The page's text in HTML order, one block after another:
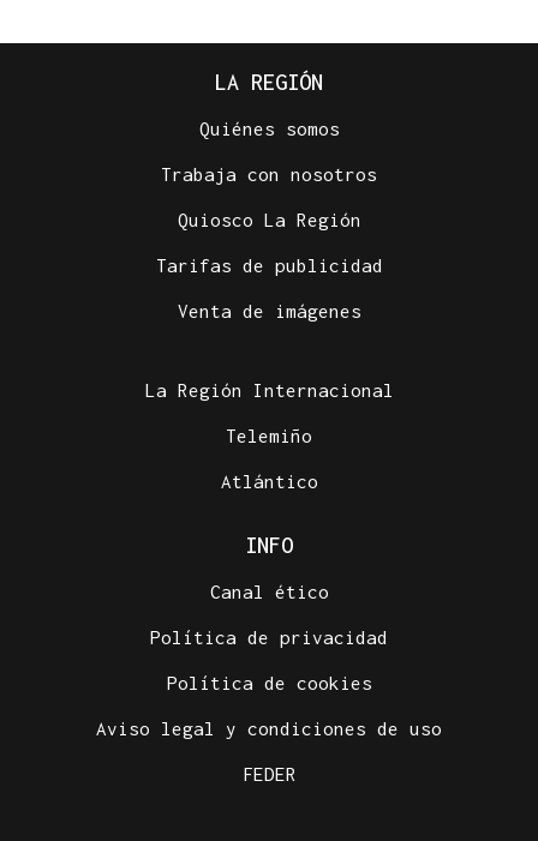
LA REGIÓN
Quiénes somos
Trabaja con nosotros
Quiosco La Región
Tarifas de publicidad
Venta de imágenes
La Región Internacional
Telemiño
Atlántico
INFO
Canal ético
Política de privacidad
Política de cookies
Aviso legal y condiciones de uso
FEDER